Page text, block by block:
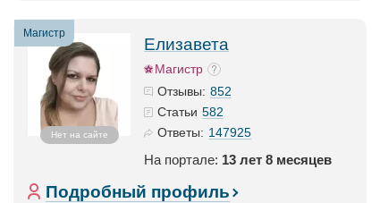
Магистр
Нет на сайте
Елизавета
Магистр
Отзывы: 852
Статьи 582
Ответы: 147925
На портале: 13 лет 8 месяцев
Подробный профиль